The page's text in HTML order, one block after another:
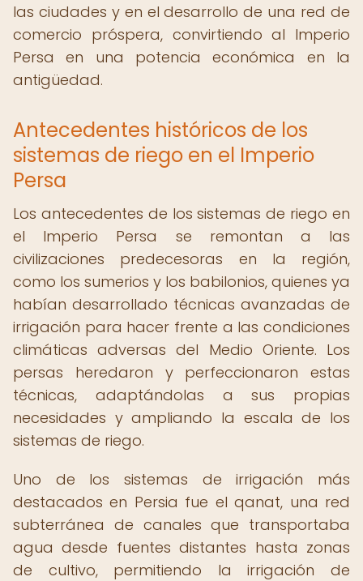
las ciudades y en el desarrollo de una red de
comercio próspera, convirtiendo al Imperio
Persa en una potencia económica en la
antigüedad.
Antecedentes históricos de los
sistemas de riego en el Imperio
Persa
Los antecedentes de los sistemas de riego en
el Imperio Persa se remontan a las
civilizaciones predecesoras en la región,
como los sumerios y los babilonios, quienes ya
habían desarrollado técnicas avanzadas de
irrigación para hacer frente a las condiciones
climáticas adversas del Medio Oriente. Los
persas heredaron y perfeccionaron estas
técnicas, adaptándolas a sus propias
necesidades y ampliando la escala de los
sistemas de riego.
Uno de los sistemas de irrigación más
destacados en Persia fue el qanat, una red
subterránea de canales que transportaba
agua desde fuentes distantes hasta zonas
de cultivo, permitiendo la irrigación de